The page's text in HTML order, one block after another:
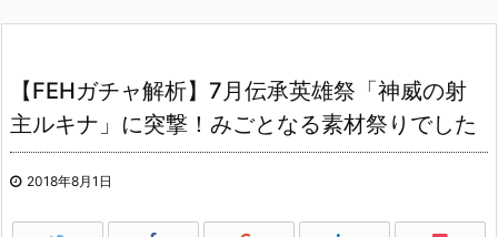
【FEHガチャ解析】7月伝承英雄祭「神威の射
主ルキナ」に突撃！みごとなる素材祭りでした
2018年8月1日